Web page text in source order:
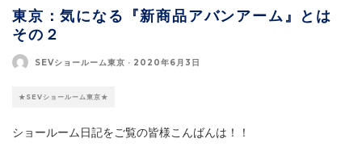
東京：気になる『新商品アバンアーム』とは
その２
SEVショールーム東京 · 2020年6月3日
★SEVショールーム東京★
ショールーム日記をご覧の皆様こんばんは！！